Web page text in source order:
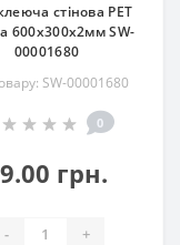
стінова PET
600х300х2мм SW-
00001680
SW-00001680
0
грн.
- +